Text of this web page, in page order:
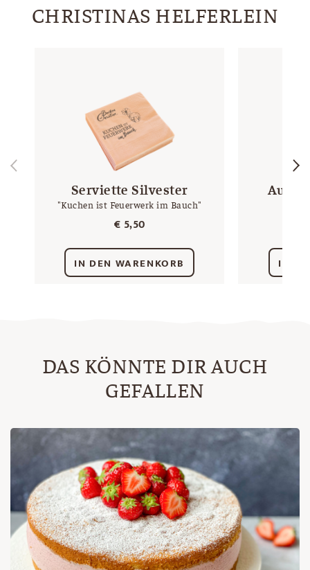
CHRISTINAS HELFERLEIN
Serviette Silvester
"Kuchen ist Feuerwerk im Bauch"
€ 5,50
IN DEN WARENKORB IN
DAS KÖNNTE DIR AUCH
GEFALLEN